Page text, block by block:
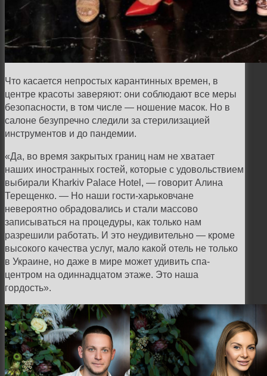
Что касается непростых карантинных времен, в
центре красоты заверяют: они соблюдают все меры
безопасности, в том числе — ношение масок. Но в
салоне безупречно следили за стерилизацией
инструментов и до пандемии.
«Да, во время закрытых границ нам не хватает
наших иностранных гостей, которые с удовольствием
выбирали Kharkiv Palace Hotel, — говорит Алина
Терещенко. — Но наши гости-харьковчане
невероятно обрадовались и стали массово
записываться на процедуры, как только нам
разрешили работать. И это неудивительно — кроме
высокого качества услуг, мало какой отель не только
в Украине, но даже в мире может удивить спа-
центром на одиннадцатом этаже. Это наша
гордость».